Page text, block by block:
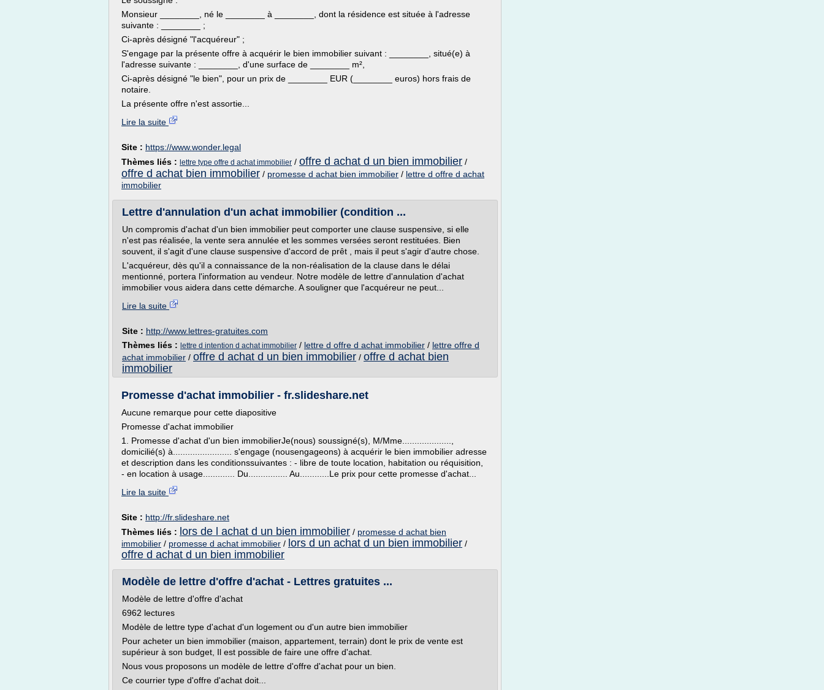
Monsieur ________, né le ________ à ________, dont la résidence est située à l'adresse
suivante : ________ ;
Ci-après désigné "l'acquéreur" ;
S'engage par la présente offre à acquérir le bien immobilier suivant : ________, situé(e) à
l'adresse suivante : ________, d'une surface de ________ m²,
Ci-après désigné "le bien", pour un prix de ________ EUR (________ euros) hors frais de
notaire.
La présente offre n'est assortie...
Lire la suite
Site : https://www.wonder.legal
Thèmes liés : lettre type offre d achat immobilier / offre d achat d un bien immobilier /
offre d achat bien immobilier / promesse d achat bien immobilier / lettre d offre d achat
immobilier
Lettre d'annulation d'un achat immobilier (condition ...
Un compromis d'achat d'un bien immobilier peut comporter une clause suspensive, si elle
n'est pas réalisée, la vente sera annulée et les sommes versées seront restituées. Bien
souvent, il s'agit d'une clause suspensive d'accord de prêt , mais il peut s'agir d'autre chose.
L'acquéreur, dès qu'il a connaissance de la non-réalisation de la clause dans le délai
mentionné, portera l'information au vendeur. Notre modèle de lettre d'annulation d'achat
immobilier vous aidera dans cette démarche. A souligner que l'acquéreur ne peut...
Lire la suite
Site : http://www.lettres-gratuites.com
Thèmes liés : lettre d intention d achat immobilier / lettre d offre d achat immobilier / lettre offre d
achat immobilier / offre d achat d un bien immobilier / offre d achat bien
immobilier
Promesse d'achat immobilier - fr.slideshare.net
Aucune remarque pour cette diapositive
Promesse d'achat immobilier
1. Promesse d'achat d'un bien immobilierJe(nous) soussigné(s), M/Mme....................,
domicilié(s) à........................ s'engage (nousengageons) à acquérir le bien immobilier adresse
et description dans les conditionssuivantes : - libre de toute location, habitation ou réquisition,
- en location à usage............. Du................ Au............Le prix pour cette promesse d'achat...
Lire la suite
Site : http://fr.slideshare.net
Thèmes liés : lors de l achat d un bien immobilier / promesse d achat bien
immobilier / promesse d achat immobilier / lors d un achat d un bien immobilier /
offre d achat d un bien immobilier
Modèle de lettre d'offre d'achat - Lettres gratuites ...
Modèle de lettre d'offre d'achat
6962 lectures
Modèle de lettre type d'achat d'un logement ou d'un autre bien immobilier
Pour acheter un bien immobilier (maison, appartement, terrain) dont le prix de vente est
supérieur à son budget, Il est possible de faire une offre d'achat.
Nous vous proposons un modèle de lettre d'offre d'achat pour un bien.
Ce courrier type d'offre d'achat doit...